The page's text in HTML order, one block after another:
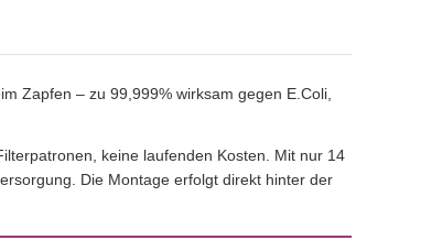
Zapfen – zu 99,999% wirksam gegen E.Coli,
keine laufenden Kosten. Mit nur 14
Die Montage erfolgt direkt hinter der